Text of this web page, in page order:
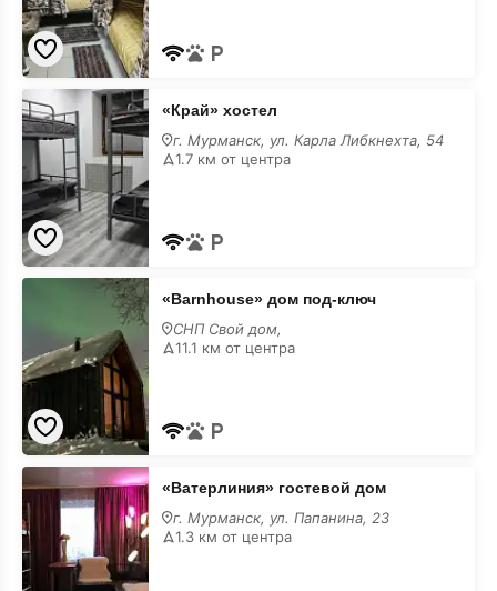
«Край»
хостел
с
размещением
с
животными
«Край» хостел
г. Мурманск, ул. Карла Либкнехта, 54
1.7 км от центра
«Barnhouse»
с
размещением
с
животными
«Barnhouse» дом под-ключ
СНП Свой дом,
11.1 км от центра
«Ватерлиния»
гостевой
дом
с
размещением
с
животными
«Ватерлиния» гостевой дом
г. Мурманск, ул. Папанина, 23
1.3 км от центра